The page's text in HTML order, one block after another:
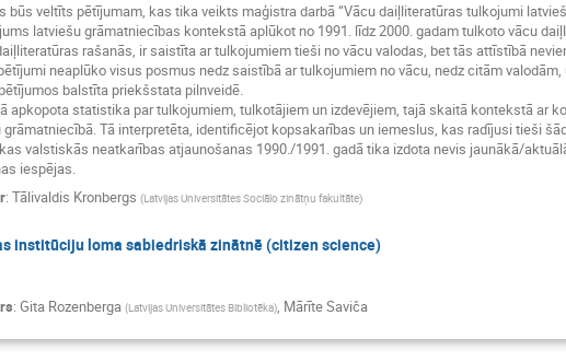
būs veltīts pētījumam, kas tika veikts maģistra darbā “Vācu daiļliteratūras tulkojumi
latviešu grāmatniecības kontekstā aplūkot no 1991. līdz 2000. gadam tulkoto vācu
rašanās, ir saistīta ar tulkojumiem tieši no vācu valodas, bet tās attīstībā
neaplūko visus posmus nedz saistībā ar tulkojumiem no vācu, nedz citām
balstīta priekšstata pilnveidē.
apkopota statistika par tulkojumiem, tulkotājiem un izdevējiem, tajā skaitā kontekstā ar
grāmatniecībā. Tā interpretēta, identificējot kopsakarības un iemeslus, kas radījusi tieši
valstiskās neatkarības atjaunošanas 1990./1991. gadā tika izdota nevis jaunākā/
iespējas.
: Tālivaldis Kronbergs (Latvijas Universitātes Sociālo zinātņu fakultāte)
institūciju loma sabiedriskā zinātnē (citizen science)
: Gita Rozenberga (Latvijas Universitātes Bibliotēka), Mārīte Saviča